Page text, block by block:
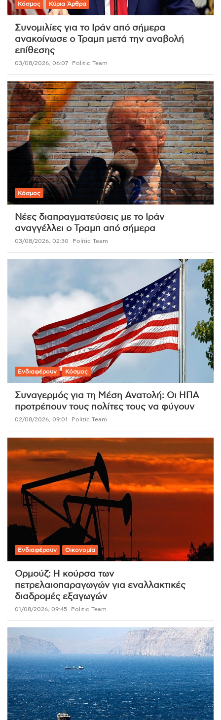
Κόσμος Κύρια Άρθρα
Συνομιλίες για το Ιράν από σήμερα
ανακοίνωσε ο Τραμπ μετά την αναβολή
επίθεσης
03/08/2026, 06:07 Politic Team
Κόσμος
Νέες διαπραγματεύσεις με το Ιράν
αναγγέλλει ο Τραμπ από σήμερα
03/08/2026, 02:30 Politic Team
Ενδιαφέρουν Κόσμος
Συναγερμός για τη Μέση Ανατολή: Οι ΗΠΑ
προτρέπουν τους πολίτες τους να φύγουν
02/08/2026, 09:01 Politic Team
Ενδιαφέρουν Οικονομία
Ορμούζ: Η κούρσα των
πετρελαιοπαραγωγών για εναλλακτικές
διαδρομές εξαγωγών
01/08/2026, 09:45 Politic Team